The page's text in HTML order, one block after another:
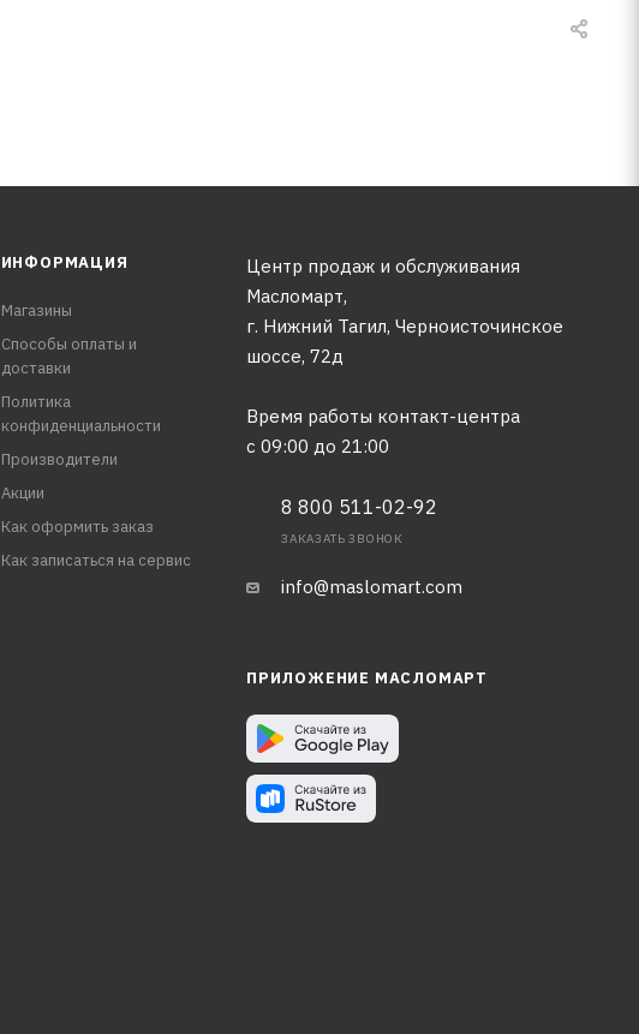
ИНФОРМАЦИЯ
Магазины
Способы оплаты и
доставки
Политика
конфиденциальности
Производители
Акции
Как оформить заказ
Как записаться на сервис
Центр продаж и обслуживания
Масломарт,
г. Нижний Тагил, Черноисточинское
шоссе, 72д
Время работы контакт-центра
с 09:00 до 21:00
8 800 511-02-92
ЗАКАЗАТЬ ЗВОНОК
info@maslomart.com
ПРИЛОЖЕНИЕ МАСЛОМАРТ